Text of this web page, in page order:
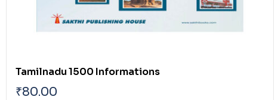
Tamilnadu 1500 Informations
₹80.00